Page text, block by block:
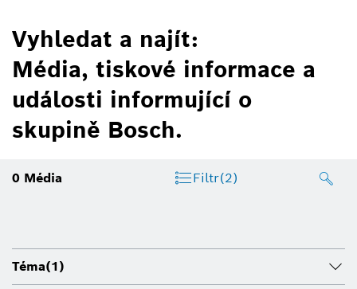
Vyhledat a najít:
Média, tiskové informace a
události informující o
skupině Bosch.
0 Média Filtr(2)
Téma(1)